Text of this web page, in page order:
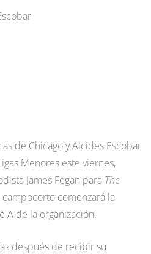
de Chicago y Alcides Escobar
Menores este viernes,
James Fegan para The
comenzará la
A de la organización.
después de recibir su